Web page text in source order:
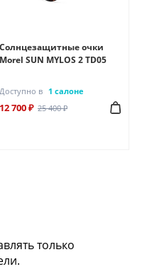
Солнцезащитные очки
Morel SUN MYLOS 2 TD05
Доступно в 1 салоне
12 700 ₽ 25 400 ₽
только